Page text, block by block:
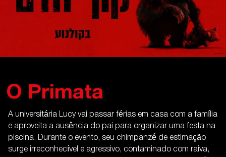
O Primata
A universitária Lucy vai passar férias em casa com a família
e aproveita a ausência do pai para organizar uma festa na
piscina. Durante o evento, seu chimpanzé de estimação
surge irreconhecível e agressivo, contaminado com raiva,